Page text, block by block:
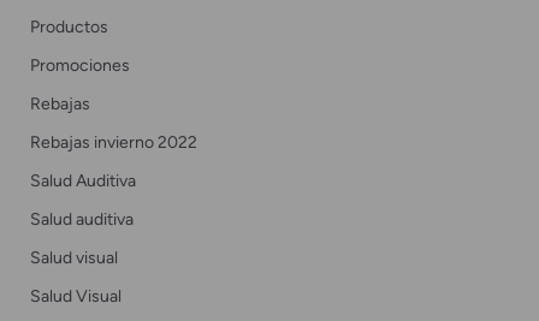
Productos
Promociones
Rebajas
Rebajas invierno 2022
Salud Auditiva
Salud auditiva
Salud visual
Salud Visual